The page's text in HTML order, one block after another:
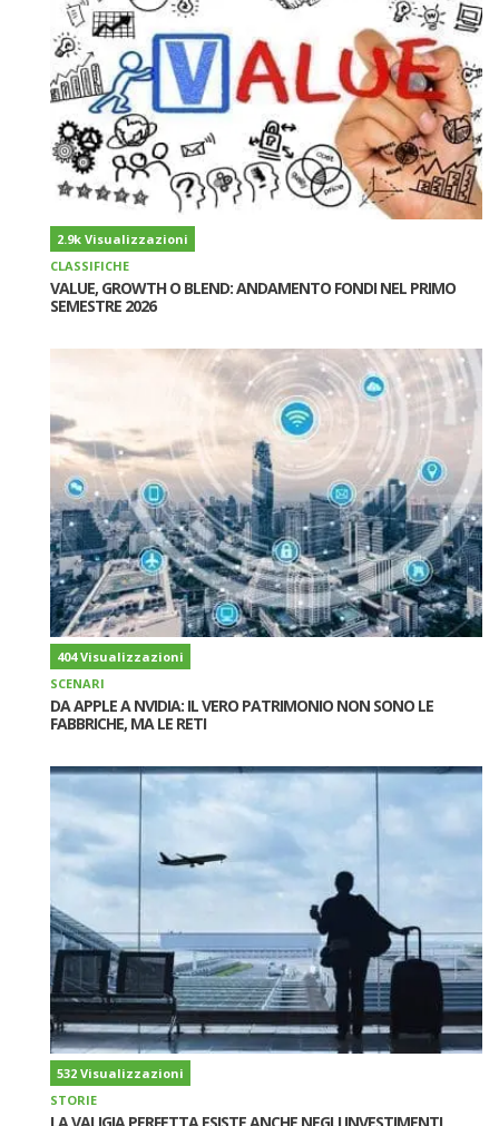
2.9k Visualizzazioni
CLASSIFICHE
VALUE, GROWTH O BLEND: ANDAMENTO FONDI NEL PRIMO
SEMESTRE 2026
404 Visualizzazioni
SCENARI
DA APPLE A NVIDIA: IL VERO PATRIMONIO NON SONO LE
FABBRICHE, MA LE RETI
532 Visualizzazioni
STORIE